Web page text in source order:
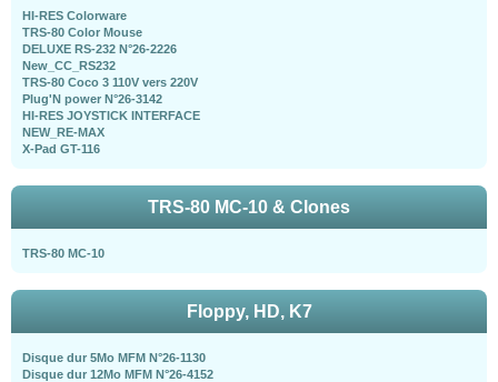
HI-RES Colorware
TRS-80 Color Mouse
DELUXE RS-232 N°26-2226
New_CC_RS232
TRS-80 Coco 3 110V vers 220V
Plug'N power N°26-3142
HI-RES JOYSTICK INTERFACE
NEW_RE-MAX
X-Pad GT-116
TRS-80 MC-10 & Clones
TRS-80 MC-10
Floppy, HD, K7
Disque dur 5Mo MFM N°26-1130
Disque dur 12Mo MFM N°26-4152